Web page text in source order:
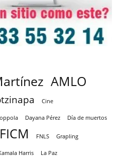
AMLO
Cine
Dayana Pérez Día de muertos
FICM FNLS Grapling
Harris La Paz